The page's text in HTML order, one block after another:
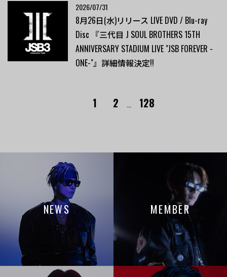
2026/07/31
8月26日(水)リリース LIVE DVD / Blu-ray
Disc 『三代目 J SOUL BROTHERS 15TH
ANNIVERSARY STADIUM LIVE "JSB FOREVER -
ONE-"』詳細情報決定!!
1 2 128
NEWS MEMBER